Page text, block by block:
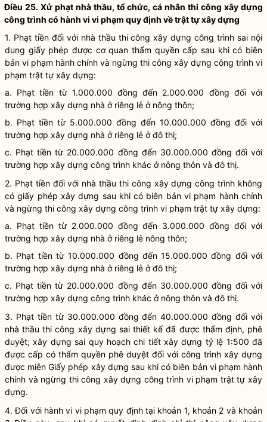
Điều 25. Xử phạt nhà thầu, tổ chức, cá nhânthi công xây dựng
công trình có hành vi vi phạm quy định về trật tự xây dựng
1. Phạt tiền đối với nhà thầu thi công xây dựng công trình sai nội
dung giấy phép được cơ quan thẩm quyềncấp sau khi có biên
bản vi phạm hành chính và ngừng thi công xây dựng công trình vi
phạm trật tự xây dựng:
a. Phạt tiền từ 1.000.000 đồng đến 2.000.000 đồng đối với
trường hợp xây dựng nhà ở riêng lẻ ở nông thôn;
b. Phạt tiền từ 5.000.000 đồng đến 10.000.000 đồng đối với
trường hợp xây dựng nhà ở riêng lẻ ở đô thị;
c. Phạt tiền từ 20.000.000 đồng đến 30.000.000 đồng đối với
trường hợp xây dựng công trình khác ở nông thôn và đô thị.
2. Phạt tiền đối với nhà thầu thi công xây dựng công trình không
có giấy phép xây dựng sau khi có biên bản vi phạm hành chính
và ngừng thi công xây dựng công trình vi phạm trật tự xây dựng:
a. Phạt tiền từ 2.000.000 đồng đến 3.000.000 đồng đối với
trường hợp xây dựng nhà ở riêng lẻ nông thôn;
b. Phạt tiền từ 10.000.000 đồng đến 15.000.000 đồng đối với
trường hợp xây dựng nhà ở riêng lẻ ở đô thị;
c. Phạt tiền từ 20.000.000 đồng đến 30.000.000 đồng đối với
trường hợp xây dựng công trình khác ở nông thôn và đô thị.
3. Phạt tiền từ 30.000.000 đồng đến 40.000.000 đồng đối với
nhà thầu thi công xây dựng sai thiết kế đã được thẩm định, phê
duyệt; xây dựng sai quy hoạch chi tiết xây dựng tỷ lệ 1:500 đã
được cấp có thẩm quyền phê duyệt đối với công trình xây dựng
được miễn Giấy phép xây dựng sau khi có biên bản vi phạm hành
chính và ngừng thi công xây dựng công trình vi phạm trật tự xây
dựng.
4. Đối với hành vi vi phạm quy định tại khoản 1, khoản 2 và khoản